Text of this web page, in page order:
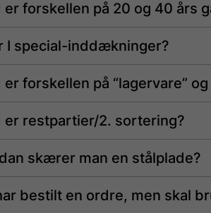
er forskellen på 20 og 40 års
I special-inddækninger?
er forskellen på “lagervare” og
er restpartier/2. sortering?
skærer man en stålplade?
bestilt en ordre, men skal